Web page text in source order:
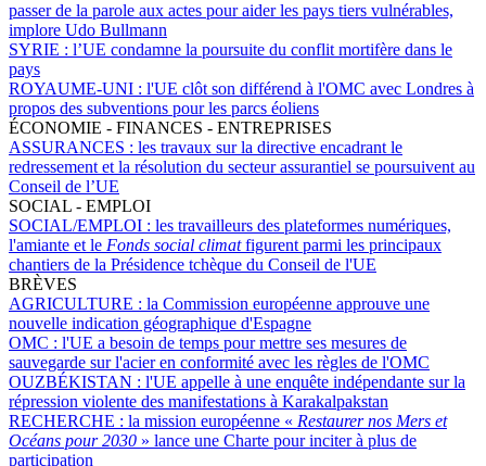
passer de la parole aux actes pour aider les pays tiers vulnérables,
implore Udo Bullmann
SYRIE : l’UE condamne la poursuite du conflit mortifère dans le
pays
ROYAUME-UNI : l'UE clôt son différend à l'OMC avec Londres à
propos des subventions pour les parcs éoliens
ÉCONOMIE - FINANCES - ENTREPRISES
ASSURANCES : les travaux sur la directive encadrant le
redressement et la résolution du secteur assurantiel se poursuivent au
Conseil de l’UE
SOCIAL - EMPLOI
SOCIAL/EMPLOI : les travailleurs des plateformes numériques,
l'amiante et le Fonds social climatfigurent parmi les principaux
chantiers de la Présidence tchèque du Conseil de l'UE
BRÈVES
AGRICULTURE : la Commission européenne approuve une
nouvelle indication géographique d'Espagne
OMC : l'UE a besoin de temps pour mettre ses mesures de
sauvegarde sur l'acier en conformité avec les règles de l'OMC
OUZBÉKISTAN : l'UE appelle à une enquête indépendante sur la
répression violente des manifestations à Karakalpakstan
RECHERCHE : la mission européenne « Restaurer nos Mers et
Océans pour 2030 » lance une Charte pour inciter à plus de
participation